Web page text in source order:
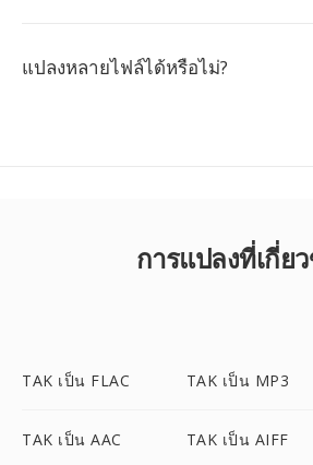
แปลงหลายไฟล์ได้หรือไม่?
การแปลงที่เกี่ย
TAK เป็น FLAC TAK เป็น MP3
TAK เป็น AAC TAK เป็น AIFF